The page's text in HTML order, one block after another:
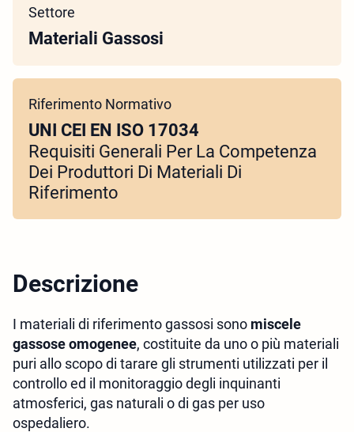
Settore
Materiali Gassosi
Riferimento Normativo
UNI CEI EN ISO 17034
Requisiti Generali Per La Competenza
Dei Produttori Di Materiali Di
Riferimento
Descrizione
I materiali di riferimento gassosi sono miscele
gassose omogenee, costituite da uno o più materiali
puri allo scopo di tarare gli strumenti utilizzati per il
controllo ed il monitoraggio degli inquinanti
atmosferici, gas naturali o di gas per uso
ospedaliero.